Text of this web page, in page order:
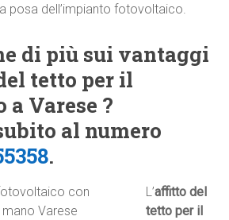
posa dell’impianto fotovoltaico.
di più sui vantaggi
tetto per il
Varese ?
al numero
.
L’affitto del
tetto per il